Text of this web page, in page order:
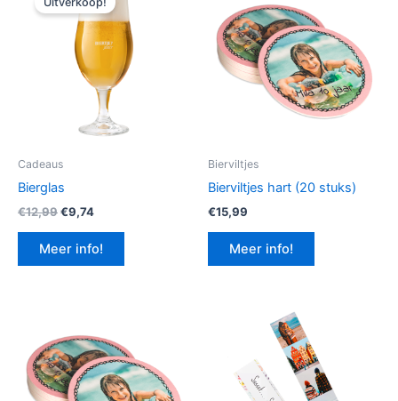
Cadeaus
Bierglas
€12,99Oorspronkelijke
was:
€12,99.
€9,74Huidige
is:
€9,74.
Meer info!
Bierviltjes
Bierviltjes hart (20 stuks)
€15,99
Meer info!